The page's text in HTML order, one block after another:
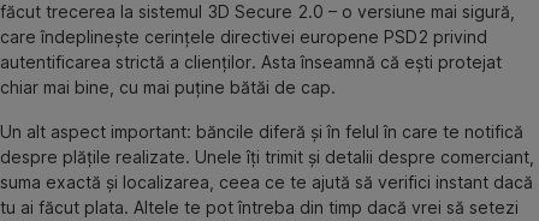
făcut trecerea la sistemul 3D Secure 2.0 – o versiune mai sigură,
care îndeplinește cerințele directivei europene PSD2 privind
autentificarea strictă a clienților. Asta înseamnă că ești protejat
chiar mai bine, cu mai puține bătăi de cap.
Un alt aspect important: băncile diferă și în felul în care te notifică
despre plățile realizate. Unele îți trimit și detalii despre comerciant,
suma exactă și localizarea, ceea ce te ajută să verifici instant dacă
tu ai făcut plata. Altele te pot întreba din timp dacă vrei să setezi